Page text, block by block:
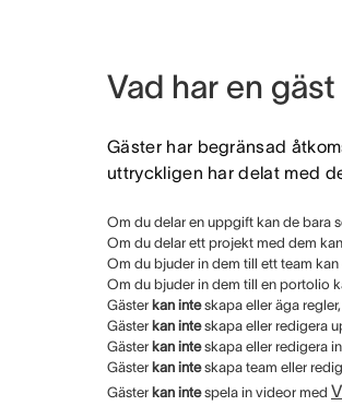
Vad har en
Gäster har begränsad
uttryckligen har delat med
Om du delar en uppgift kan de bara
Om du delar ett projekt med dem
Om du bjuder in dem till ett team
Om du bjuder in dem till en portolio
Gäster kan inteskapa eller äga
Gäster kan inteskapa eller redigera
Gäster kan inteskapa eller redigera
Gäster kan inteskapa team eller
Gäster kan intespela in videor med